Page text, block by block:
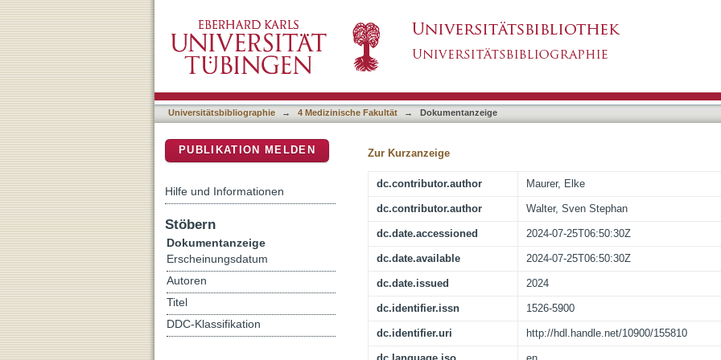
Strong Association of Depression and Anxiety With the Presence of
Spinal Imaging Findings is Limited: Analysis of an MRI Cohort Study
Universitätsbibliographie → 4 Medizinische Fakultät → Dokumentanzeige
Zur Kurzanzeige
dc.contributor.author Maurer, Elke
dc.contributor.author Walter, Sven Stephan
dc.date.accessioned 2024-07-25T06:50:30Z
dc.date.available 2024-07-25T06:50:30Z
dc.date.issued 2024
dc.identifier.issn 1526-5900
dc.identifier.uri http://hdl.handle.net/10900/155810
PUBLIKATION MELDEN
Hilfe und Informationen
Stöbern
Dokumentanzeige
Erscheinungsdatum
Autoren
Titel
DDC-Klassifikation